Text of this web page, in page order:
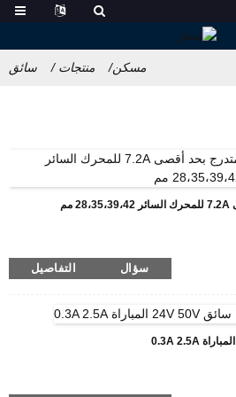
مسكن منتجات سائق
داخلي ، منصة نقالة
سؤال التفاصيل